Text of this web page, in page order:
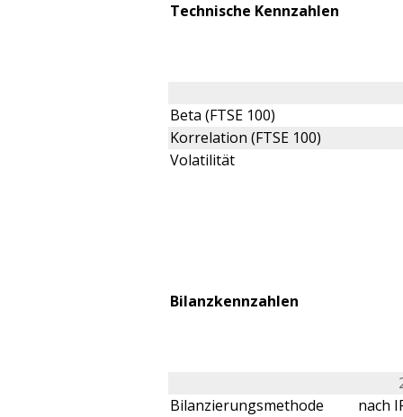
Technische Kennzahlen
Beta (FTSE 100)
Korrelation (FTSE 100)
Volatilität
Bilanzkennzahlen
Bilanzierungsmethode
nach